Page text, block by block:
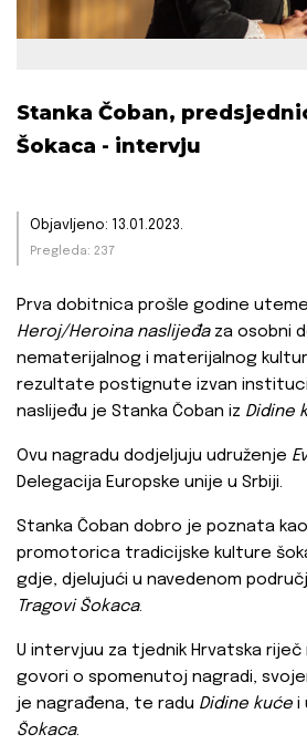
Stanka Čoban,
Šokaca - intervju
Objavljeno: 13.01.2023.
Pregleda: 237
Prva dobitnica prošle godine
Heroj/Heroina naslijeđaza osobni
nematerijalnog i materijalnog
rezultate postignute izvan
naslijeđu je Stanka Čoban iz Didine
Ovu nagradu dodjeljuju udruženje
Delegacija Europske unije u Srbiji.
Stanka Čoban dobro je poznata
promotorica tradicijske kulture
gdje, djelujući u navedenom
Tragovi Šokaca.
U intervjuu za tjednik Hrvatska
govori o spomenutoj nagradi,
je nagrađena, te radu Didine kuće i
Šokaca.